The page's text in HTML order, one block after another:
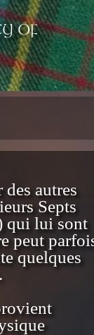
OF
autres
Septs
qui lui sont
peut
quelques